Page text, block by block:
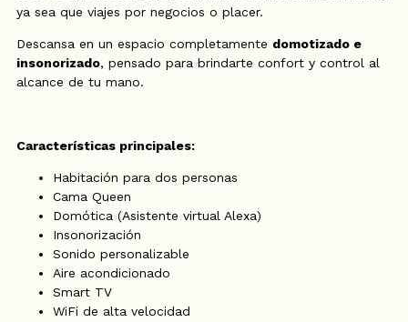
ya sea que viajes por negocios o placer.
Descansa en un espacio completamente domotizado e
insonorizado, pensado para brindarte confort y control al
alcance de tu mano.
Características principales:
Habitación para dos personas
Cama Queen
Domótica (Asistente virtual Alexa)
Insonorización
Sonido personalizable
Aire acondicionado
Smart TV
WiFi de alta velocidad